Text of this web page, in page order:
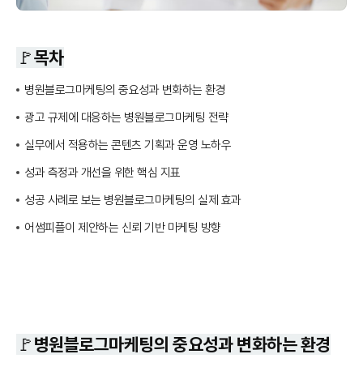
🚩목차
병원블로그마케팅의 중요성과 변화하는 환경
광고 규제에 대응하는 병원블로그마케팅 전략
실무에서 적용하는 콘텐츠 기획과 운영 노하우
성과 측정과 개선을 위한 핵심 지표
성공 사례로 보는 병원블로그마케팅의 실제 효과
어썸피플이 제안하는 신뢰 기반 마케팅 방향
🚩병원블로그마케팅의 중요성과 변화하는 환경